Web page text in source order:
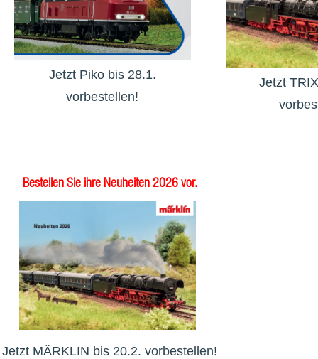
Jetzt Piko bis 28.1.
vorbestellen!
Jetzt
Bestellen Sie ihre Neuheiten 2026 vor.
Jetzt MÄRKLIN bis 20.2. vorbestellen!